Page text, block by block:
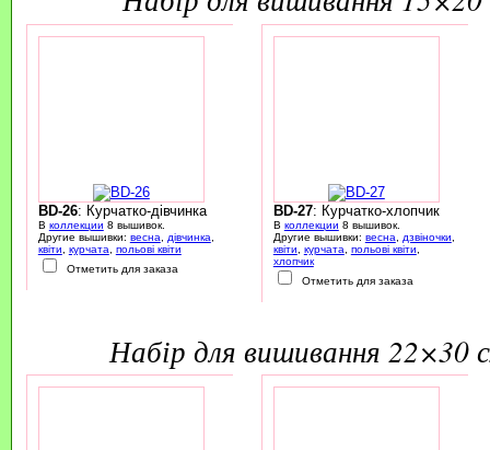
BD-26: Курчатко-дівчинка
В коллекции 8 вышивок.
Другие вышивки: весна дівчинка
квіти
курчата
польові квіти
Отметить для заказа
BD-27: Курчатко-хлопчик
В коллекции 8 вышивок.
Другие вышивки: весна дзвіночки
квіти
курчата польові квіти
хлопчик
Отметить для заказа
набір для вишивання